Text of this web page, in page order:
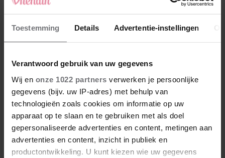
Toestemming Details Advertentie-instellingen
Verantwoord gebruik van uw gegevens
Wij en onze 1022 partners verwerken je persoonlijke
gegevens (bijv. uw IP-adres) met behulp van
technologieën zoals cookies om informatie op uw
apparaat op te slaan en te gebruiken met als doel
gepersonaliseerde advertenties en content, metingen aan
advertenties en content, inzicht in publiek en
productontwikkeling. U kunt kiezen wie uw gegevens